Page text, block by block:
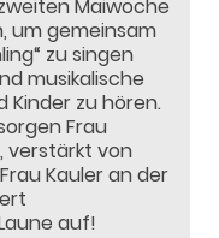
Maiwoche
um gemeinsam
zu singen
musikalische
Kinder zu hören.
Frau
verstärkt von
Kauler an der
auf!